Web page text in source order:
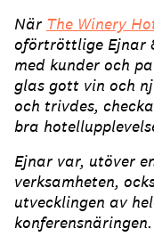
När The Winery
oförtröttlige Ejnar
med kunder och
glas gott vin och
och trivdes,
bra
Ejnar var, utöver
verksamheten,
utvecklingen av
konferensnäringen.